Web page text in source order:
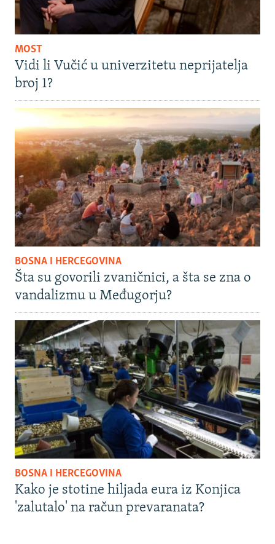
MOST
Vidi li Vučić u univerzitetu neprijatelja
broj 1?
BOSNA I HERCEGOVINA
Šta su govorili zvaničnici, a šta se zna o
vandalizmu u Međugorju?
BOSNA I HERCEGOVINA
Kako je stotine hiljada eura iz Konjica
'zalutalo' na račun prevaranata?